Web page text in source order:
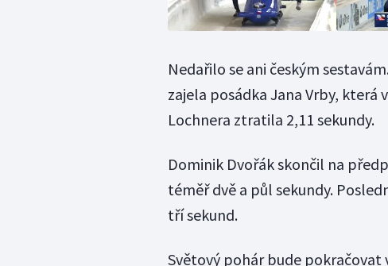
Nedařilo se ani českým
zajela posádka Jana Vrby, která
Lochnera ztratila 2,11 sekundy.
Dominik Dvořák skončil na
téměř dvě a půl sekundy.
tří sekund.
Světový pohár bude pokračovat